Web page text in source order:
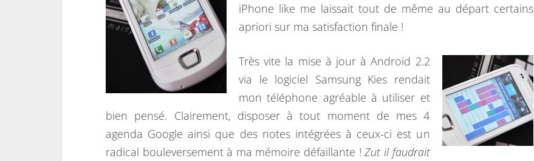
O
E
G
É
iPhone like me laissait tout de même au départ certains
apriori sur ma satisfaction finale !
Très vite la mise à jour à Androïd 2.2
via le logiciel Samsung Kies rendait
mon téléphone agréable à utiliser et
bien pensé. Clairement, disposer à tout moment de mes 4
agenda Google ainsi que des notes intégrées à ceux-ci est un
radical bouleversement à ma mémoire défaillante !Zut il faudrait